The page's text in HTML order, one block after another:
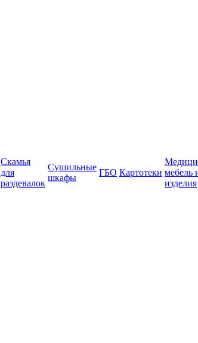
Скамья
для
раздевалок
Сушильные
шкафы
ГБО Картотеки мебель
изделия